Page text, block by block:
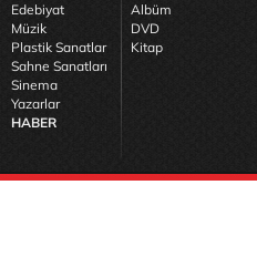
Edebiyat
Müzik
Plastik Sanatlar
Sahne Sanatları
Sinema
Yazarlar
HABER
Albüm
DVD
Kitap